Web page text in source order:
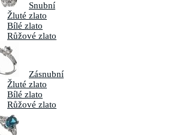
Snubní
Žluté zlato
Bílé zlato
Růžové zlato
Zásnubní
Žluté zlato
Bílé zlato
Růžové zlato